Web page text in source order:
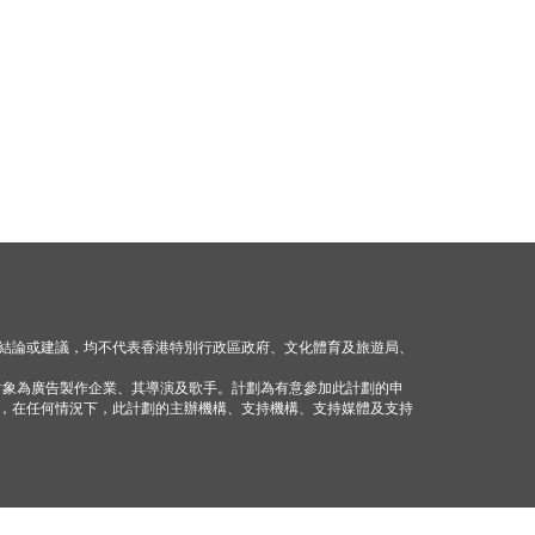
或建議，均不代表香港特別行政區政府、文化體育及旅遊局、
為廣告製作企業、其導演及歌手。計劃為有意參加此計劃的申
任何情況下，此計劃的主辦機構、支持機構、支持媒體及支持